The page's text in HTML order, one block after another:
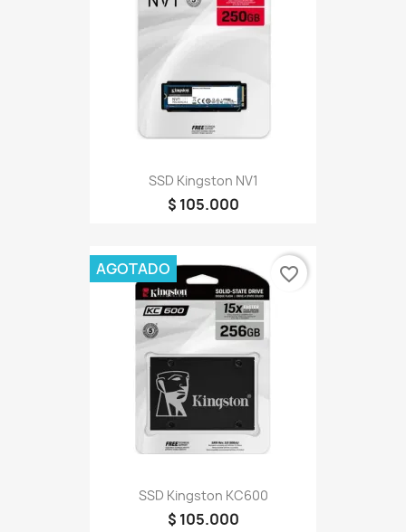
SSD Kingston NV1
$ 105.000
SSD Kingston KC600
$ 105.000
AGOTADO favorite_border